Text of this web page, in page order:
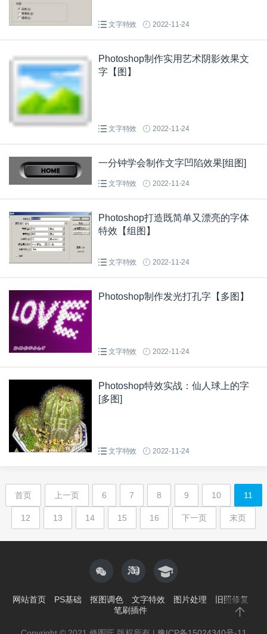
文字特效 2022-11-24
Photoshop制作实用艺术阴影效果文
字【图】
文字特效 2022-11-24
一分钟学会制作文字凹陷效果[组图]
文字特效 2022-11-24
Photoshop打造既简单又漂亮的字体
特效【组图】
文字特效 2022-11-24
Photoshop制作发光打孔字【多图】
文字特效 2022-11-24
Photoshop特效实战：仙人球上的字
[多图]
文字特效 2022-11-24
首页 上一页 6 7 8 9 10 11
12 13 14 15 16 下一页 末页
网站首页 PS基础 抠图调色 文字特效 图片处理
旧照修复
笔刷插件